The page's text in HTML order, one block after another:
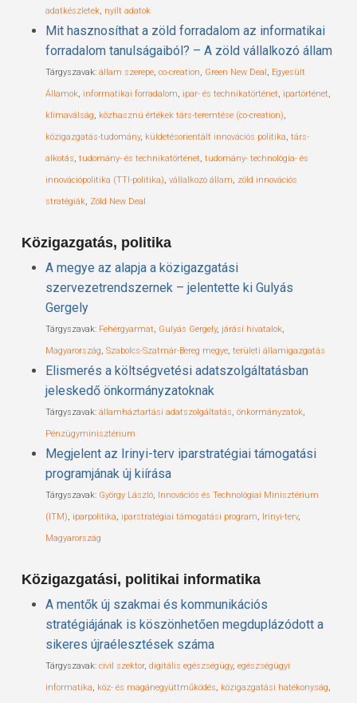
adatkészletek, nyílt adatok
Mit hasznosíthat a zöld forradalom az informatikai
forradalom tanulságaiból? – A zöld vállalkozó állam
Tárgyszavak: állam szerepe, co-creation, Green New Deal, Egyesült
Államok, informatikai forradalom, ipar- és technikatörténet, ipartörténet,
klímaválság, közhasznú értékek társ-teremtése (co-creation),
közigazgatás-tudomány, küldetésorientált innovációs politika, társ-
alkotás, tudomány- és technikatörténet, tudomány- technológia- és
innovációpolitika (TTI-politika), vállalkozó állam, zöld innovációs
stratégiák, Zöld New Deal
Közigazgatás, politika
A megye az alapja a közigazgatási
szervezetrendszernek – jelentette ki Gulyás
Gergely
Tárgyszavak: Fehérgyarmat, Gulyás Gergely, járási hivatalok,
Magyarország, Szabolcs-Szatmár-Bereg megye, területi államigazgatás
Elismerés a költségvetési adatszolgáltatásban
jeleskedő önkormányzatoknak
Tárgyszavak: államháztartási adatszolgáltatás, önkormányzatok,
Pénzügyminisztérium
Megjelent az Irinyi-terv iparstratégiai támogatási
programjának új kiírása
Tárgyszavak: György László, Innovációs és Technológiai Minisztérium
(ITM), iparpolitika, iparstratégiai támogatási program, Irinyi-terv,
Magyarország
Közigazgatási, politikai informatika
A mentők új szakmai és kommunikációs
stratégiájának is köszönhetően megduplázódott a
sikeres újraélesztések száma
Tárgyszavak: civil szektor, digitális egészségügy, egészségügyi
informatika, köz- és magánegyüttműködés, közigazgatási hatékonyság,